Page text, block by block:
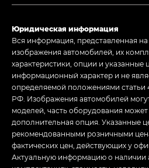
Юридическая информация
Вся информация, представленная
изображения автомобилей, их
характеристики, опции и указанные
информационный характер и не
определяемой положениями статьи
РФ. Изображения автомобилей
моделей, часть оборудования
дополнительная опция. Указанные
рекомендованными розничными
фактических цен, действующих у
Актуальную информацию о наличии